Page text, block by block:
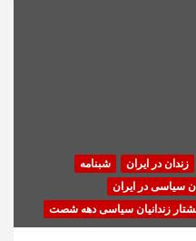
زندان در ایران
شبنامه
سیاسی در ایران
زندانیان سیاسی دهه شصت